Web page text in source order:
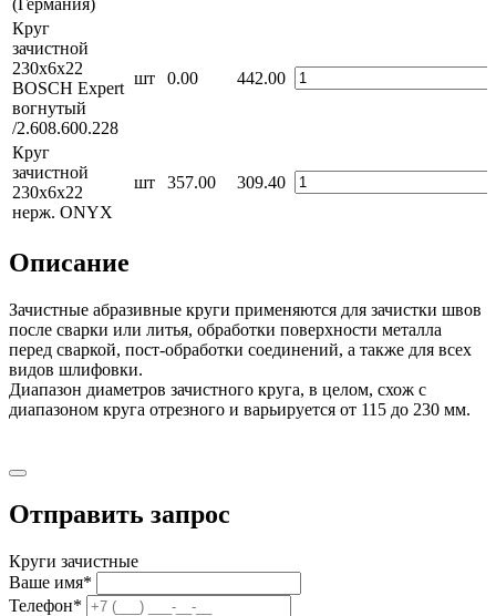
(Германия)
Круг
зачистной
230х6х22
BOSCH Expert
вогнутый
/2.608.600.228
шт 0.00 442.00
Круг
зачистной
230х6х22
нерж. ONYX
шт 357.00 309.40
Описание
Зачистные абразивные круги применяются для зачистки швов
после сварки или литья, обработки поверхности металла
перед сваркой, пост-обработки соединений, а также для всех
видов шлифовки.
Диапазон диаметров зачистного круга, в целом, схож с
диапазоном круга отрезного и варьируется от 115 до 230 мм.
Отправить запрос
Круги зачистные
Ваше имя*
Телефон*